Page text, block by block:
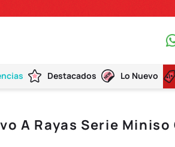
Destacados Lo Nuevo
A Rayas Serie Miniso